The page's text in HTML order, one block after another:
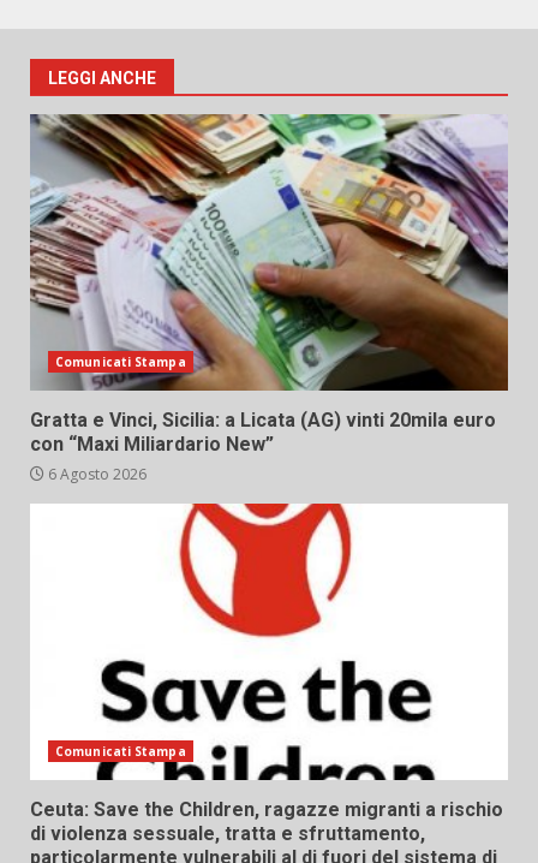
LEGGI ANCHE
Comunicati Stampa
Gratta e Vinci, Sicilia: a Licata (AG) vinti 20mila euro
con “Maxi Miliardario New”
6 Agosto 2026
Comunicati Stampa
Ceuta: Save the Children, ragazze migranti a rischio
di violenza sessuale, tratta e sfruttamento,
particolarmente vulnerabili al di fuori del sistema di